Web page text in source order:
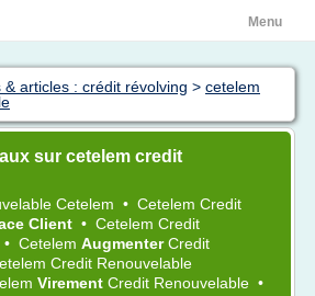
Menu
& articles : crédit révolving > cetelem
sur cetelem credit
Cetelem • Cetelem Credit
Client • Cetelem Credit
• Cetelem AugmenterCredit
Credit Renouvelable
Virement Credit Renouvelable •